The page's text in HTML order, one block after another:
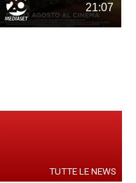
21:07
TUTTE LE NEWS